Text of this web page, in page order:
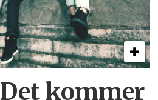
Det kommer